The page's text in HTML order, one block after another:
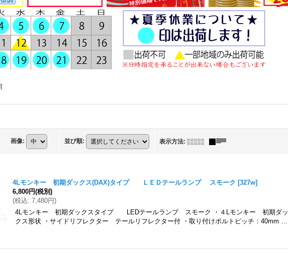
画像: 並び順: 表示方法:
4Lモンキー 初期ダックス(DAX)タイプ ＬＥＤテールランプ スモーク [327w]
6,800円(税別)
(税込: 7,480円)
4Lモンキー 初期ダックスタイプ LEDテールランプ スモーク ・４Lモンキー 初期ダッ
クス形状 ・サイドリフレクター テールリフレクター付 ・取り付けボルトピッチ：40mm …